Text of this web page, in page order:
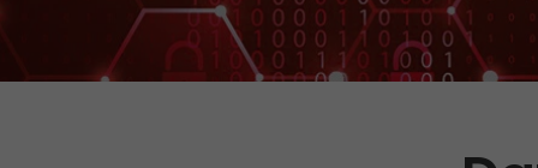
Wir rocken Ihre Logistik
Tiroler Currywurst in
Versandanfrage
Kontakt